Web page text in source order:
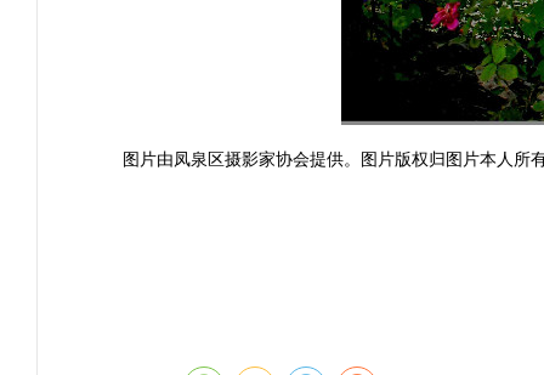
图片由凤泉区摄影家协会提供。图片版权归图片本人所